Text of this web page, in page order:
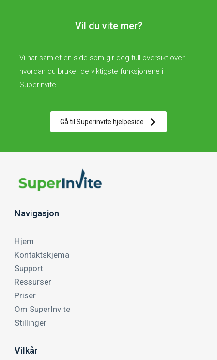
Vil du vite mer?
Vi har samlet en side som gir deg full oversikt over
hvordan du bruker de viktigste funksjonene i
SuperInvite.
Gå til Superinvite hjelpeside
Navigasjon
Hjem
Kontaktskjema
Support
Ressurser
Priser
Om SuperInvite
Stillinger
Vilkår